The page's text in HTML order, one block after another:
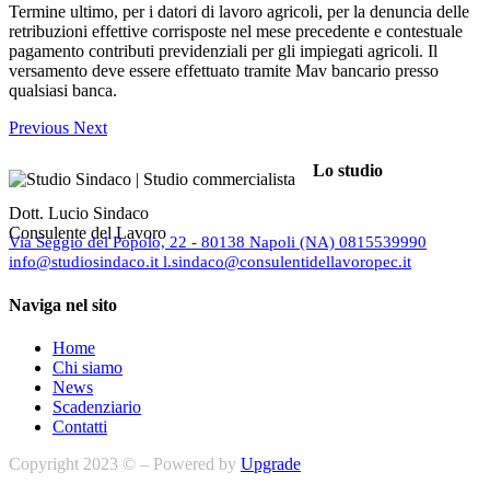
Termine ultimo, per i datori di lavoro agricoli, per la denuncia delle
retribuzioni effettive corrisposte nel mese precedente e contestuale
pagamento contributi previdenziali per gli impiegati agricoli. Il
versamento deve essere effettuato tramite Mav bancario presso
qualsiasi banca.
Previous Next
Lo studio
Dott. Lucio Sindaco
Consulente del Lavoro
Via Seggio del Popolo, 22 - 80138 Napoli (NA) 0815539990
info@studiosindaco.it l.sindaco@consulentidellavoropec.it
Naviga nel sito
Home
Chi siamo
News
Scadenziario
Contatti
Copyright 2023 © – Powered by Upgrade